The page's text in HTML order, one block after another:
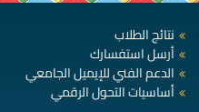
نتائج الطلاب
أرسل استفسارك
الدعم الفني للإيميل الجامعي
أساسيات التحول الرقمي